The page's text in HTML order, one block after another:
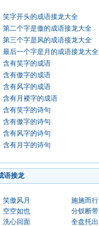
笑字开头的成语接龙大全
第二个字是傲的成语接龙大全
第三个字是风的成语接龙大全
最后一个字是月的成语接龙大全
含有笑字的成语
含有傲字的成语
含有风字的成语
含有月褛字的成语
含有笑字的诗句
含有傲字的诗句
含有风字的诗句
含有月字的诗句
语接龙
笑傲风月 施施而行
空空如也
分钗断带
洗心回面
全盘托出